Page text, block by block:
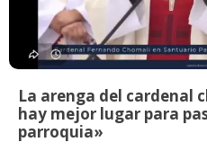
La arenga del cardenal
hay mejor lugar para
parroquia»